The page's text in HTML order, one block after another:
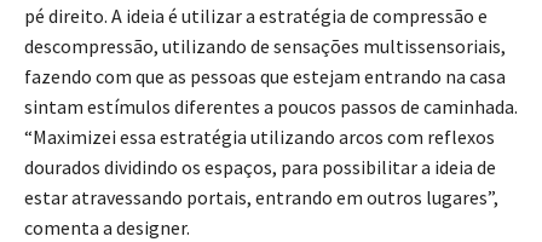
pé direito. A ideia é utilizar a estratégia de compressão e
descompressão, utilizando de sensações multissensoriais,
fazendo com que as pessoas que estejam entrando na casa
sintam estímulos diferentes a poucos passos de caminhada.
“Maximizei essa estratégia utilizando arcos com reflexos
dourados dividindo os espaços, para possibilitar a ideia de
estar atravessando portais, entrando em outros lugares”,
comenta a designer.